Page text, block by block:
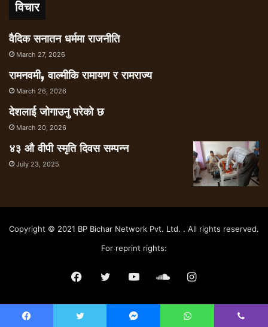
विचार
वैदिक सनातन धर्ममा राजनीति
March 27, 2026
रामनवमी, वाल्मीकि रामायण र रामराज्य
March 26, 2026
देशलाई जोगाउनु परेको छ
March 20, 2026
४३ औ वीपी स्मृति दिवस सम्पन्न
July 23, 2025
Copyright © 2021 BP Bichar Network Pvt. Ltd. . All rights reserved.
For reprint rights:
Facebook
TwitterYouTubeSoundCloud
Instagram